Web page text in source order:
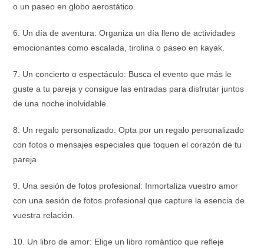
o un paseo en globo aerostático.
6. Un día de aventura: Organiza un día lleno de actividades
emocionantes como escalada, tirolina o paseo en kayak.
7. Un concierto o espectáculo: Busca el evento que más le
guste a tu pareja y consigue las entradas para disfrutar juntos
de una noche inolvidable.
8. Un regalo personalizado: Opta por un regalo personalizado
con fotos o mensajes especiales que toquen el corazón de tu
pareja.
9. Una sesión de fotos profesional: Inmortaliza vuestro amor
con una sesión de fotos profesional que capture la esencia de
vuestra relación.
10. Un libro de amor: Elige un libro romántico que refleje